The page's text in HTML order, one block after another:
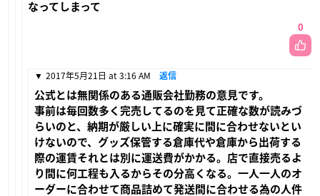
なってしまって
0
2017年5月21日 at 3:16 AM 返信
公式とは無関係のある通販会社勤務の意見です。
事前は毎回数多く完売してるのを見て正確な数が読みづ
らいのと、納期が厳しい上に確実に間に合わせないとい
けないので、グッズ保管する倉庫代や倉庫から出荷する
際の運賃それとは別に運送費がかかる。店で直接売るよ
り間に何工程も入るからその分高くなる。一人一人のオ
ーダーに合わせて商品詰めて発送間に合わせる為の人件